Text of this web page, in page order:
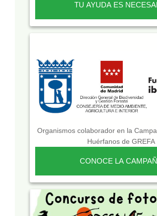
TU AYUDA ES
Organismos colaborador en la
Huérfanos de GREFA
CONOCE LA